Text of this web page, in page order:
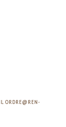
ORDRE@REN-